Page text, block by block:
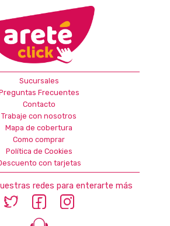
Sucursales
Frecuentes
Contacto
Trabaje con nosotros
Mapa de cobertura
Como comprar
Política de Cookies
con tarjetas
redes para enterarte más